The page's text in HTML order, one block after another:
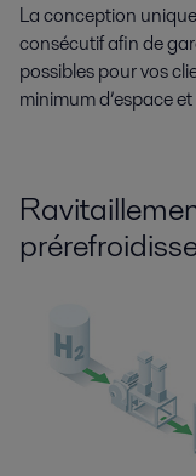
La conception
consécutif afin de
possibles pour vos
minimum d’espace